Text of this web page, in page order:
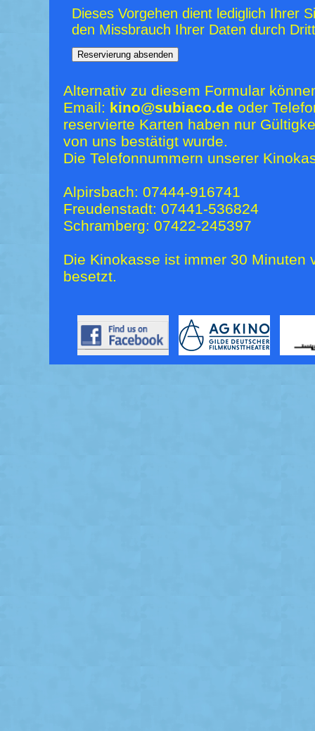
Dieses Vorgehen dient lediglich Ihrer
den Missbrauch Ihrer Daten durch
Alternativ zu diesem Formular
Email: kino@subiaco.de oder
reservierte Karten haben nur
von uns bestätigt wurde.
Die Telefonnummern unserer
Alpirsbach: 07444-916741
Freudenstadt: 07441-536824
Schramberg: 07422-245397
Die Kinokasse ist immer 30 Minuten
besetzt.